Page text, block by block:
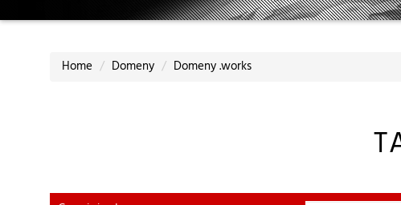
Home Domeny Domeny .works